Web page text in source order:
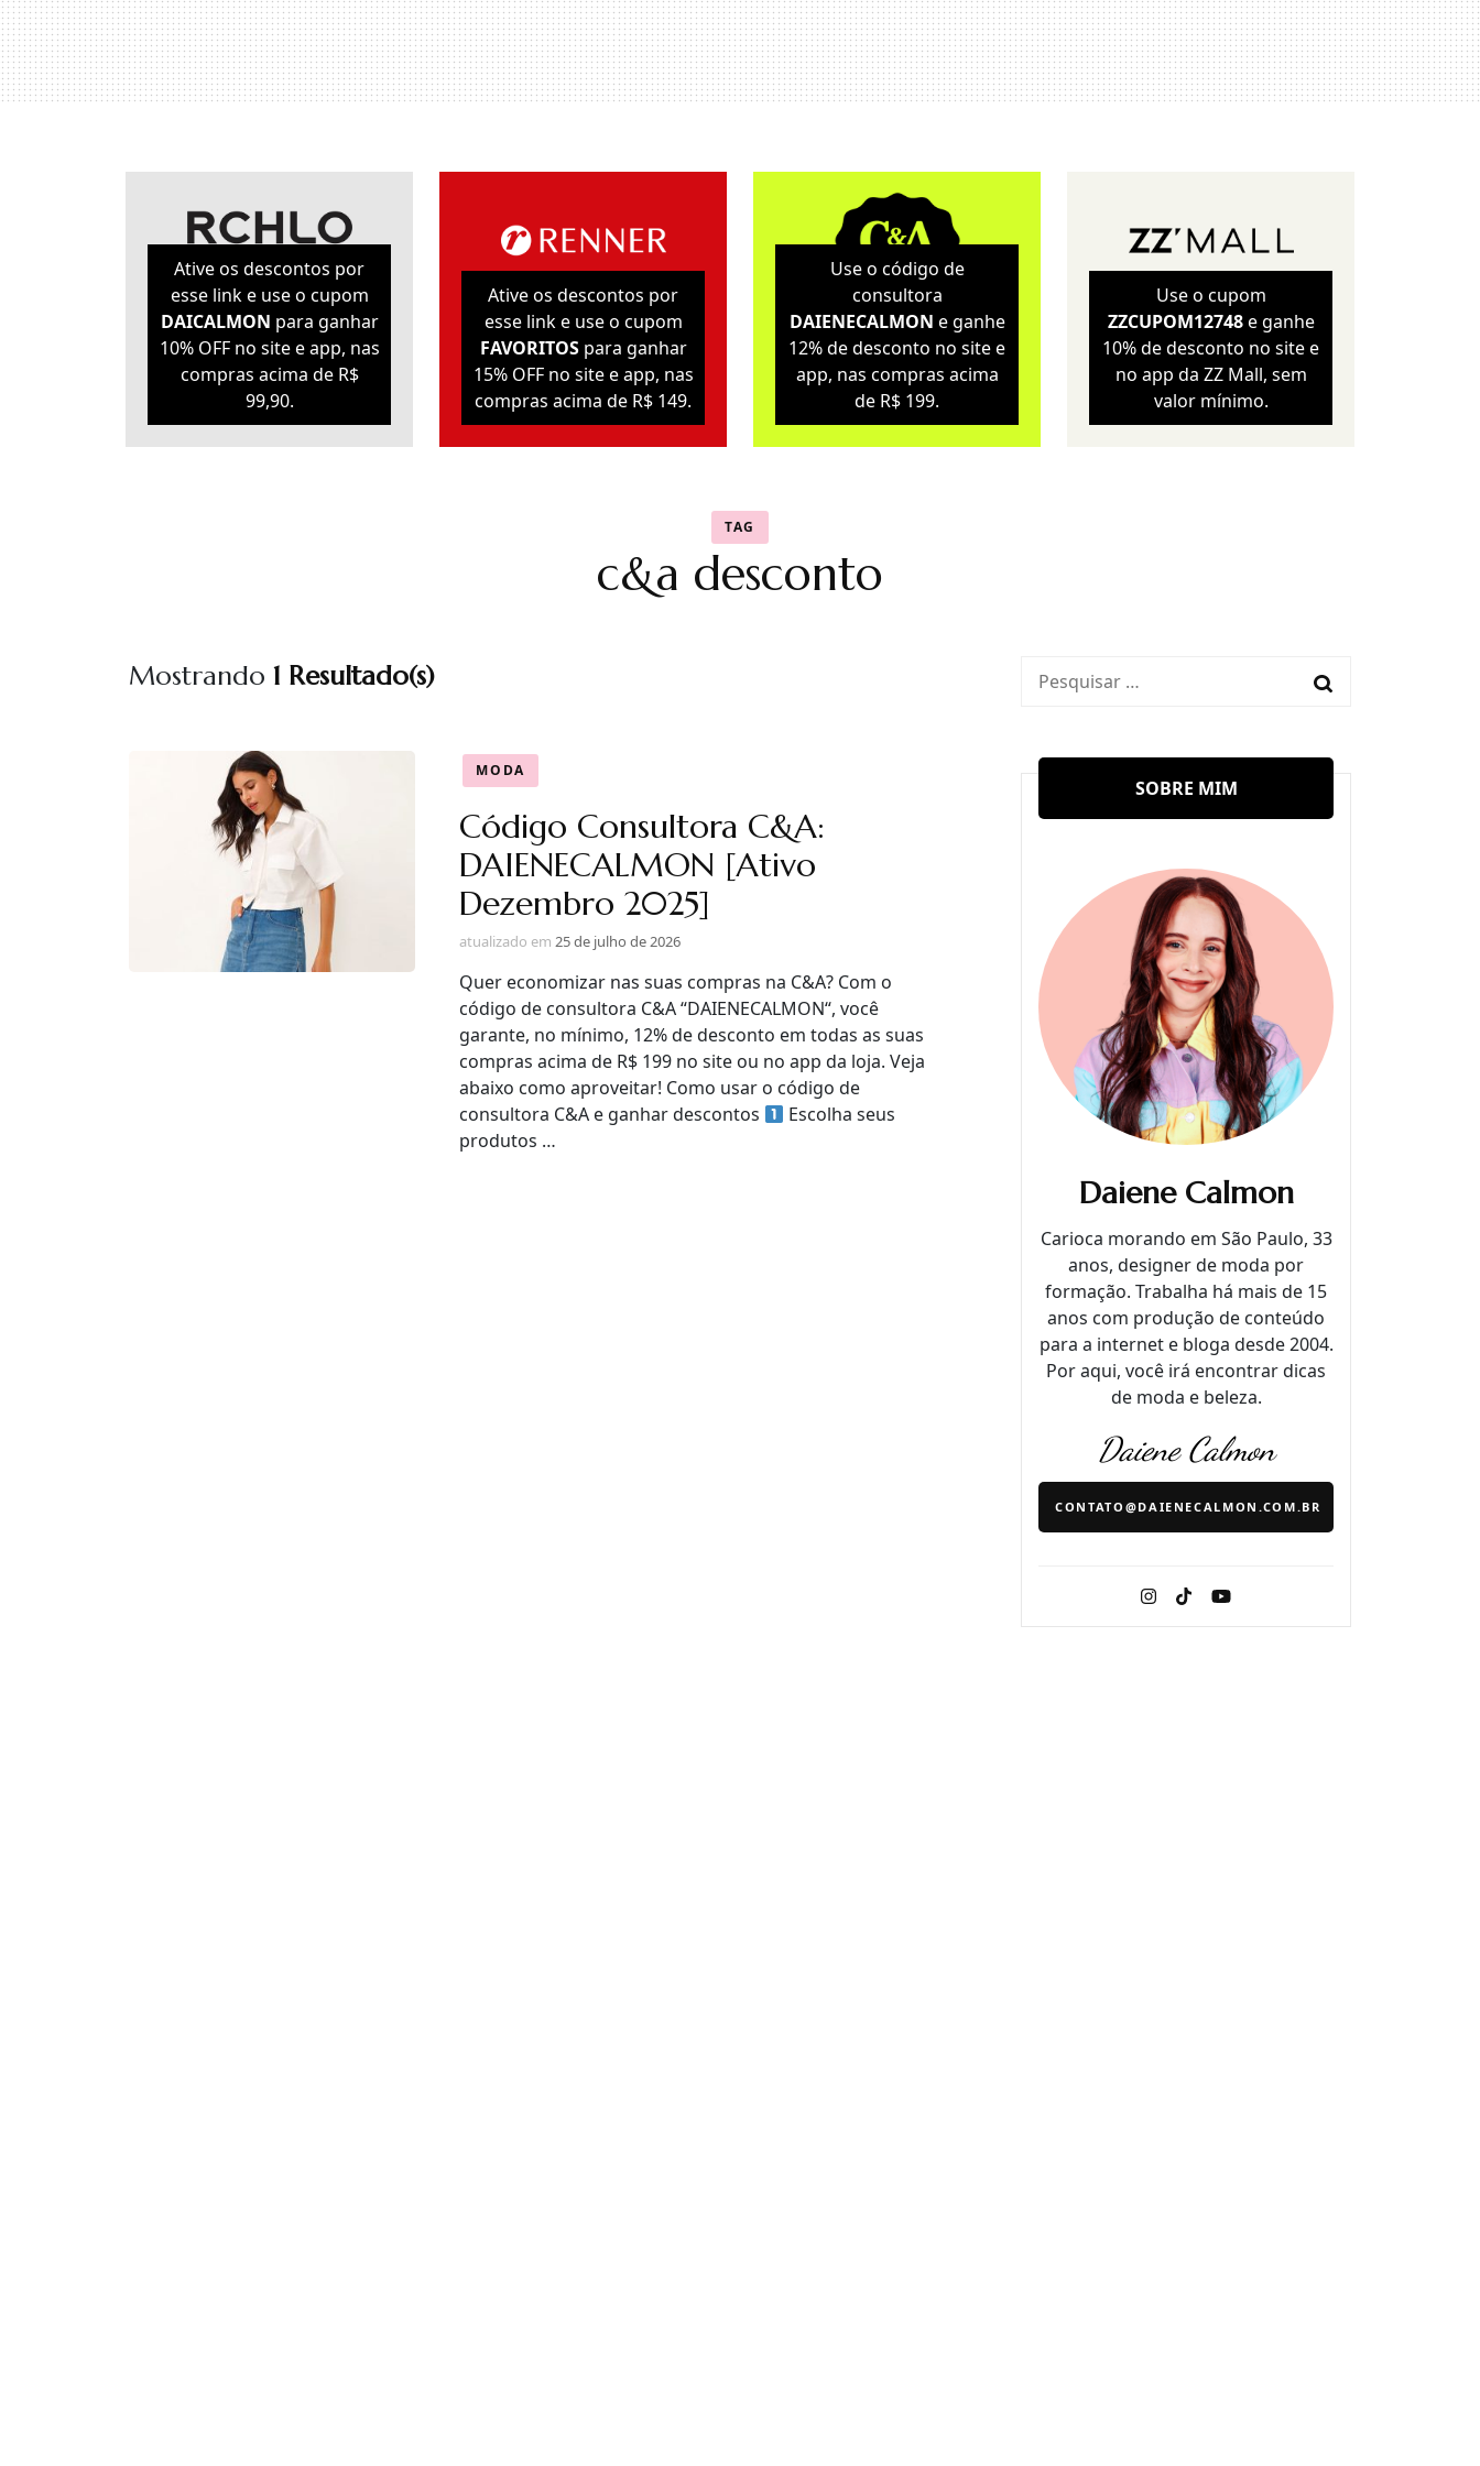
Wellness
Ative os descontos por
esse link e use o cupom
DAICALMON para ganhar
10% OFF no site e app, nas
compras acima de R$
99,90.
Ative os descontos por
esse link e use o cupom
FAVORITOSpara ganhar
15% OFF no site e app, nas
compras acima de R$ 149.
Use o código de
consultora
DAIENECALMON e ganhe
12% de desconto no site e
app, nas compras acima
de R$ 199.
Use o cupom
ZZCUPOM12748e ganhe
10% de desconto no site e
no app da ZZ Mall, sem
valor mínimo.
TAG
c&a desconto
Mostrando 1 Resultado(s)
MODA
Código Consultora C&A:
DAIENECALMON [Ativo
Dezembro 2025]
atualizado em 25 de julho de 2026
Quer economizar nas suas compras na C&A? Com o
código de consultora C&A “DAIENECALMON“, você
garante, no mínimo, 12% de desconto em todas as suas
compras acima de R$ 199 no site ou no app da loja. Veja
abaixo como aproveitar! Como usar o código de
consultora C&A e ganhar descontos
Escolha seus
produtos …
Pesquisar
SOBRE MIM
Daiene Calmon
Carioca morando em São Paulo, 33
anos, designer de moda por
formação. Trabalha há mais de 15
anos com produção de conteúdo
para a internet e bloga desde 2004.
Por aqui, você irá encontrar dicas
de moda e beleza.
Daiene Calmon
CONTATO@DAIENECALMON.COM.BR